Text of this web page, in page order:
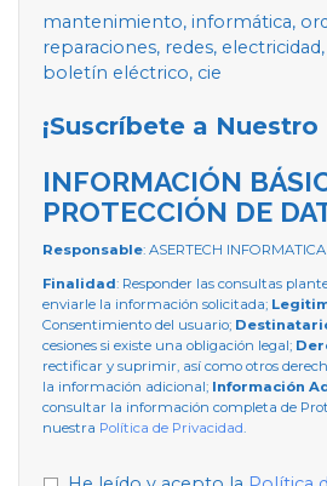
mantenimiento, informática,
reparaciones, redes,
boletín eléctrico, cie
¡Suscríbete a
INFORMACIÓN
PROTECCIÓN DE
Responsable: ASERTECH INFORMATICA
Finalidad: Responder las consultas
enviarle la información solicitada;
Consentimiento del usuario;
cesiones si existe una obligación legal;
rectificar y suprimir, así como otros
la información adicional; Información
consultar la información completa de
nuestra Política de Privacidad